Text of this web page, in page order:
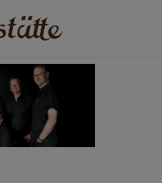
im Biergarten